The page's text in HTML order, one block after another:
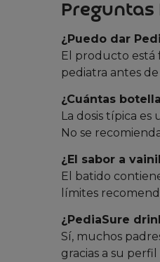
Preguntas
¿Puedo dar
El producto está
pediatra antes
¿Cuántas
La dosis típica
No se
¿El sabor a
El batido
límites
¿PediaSure
Sí, muchos
gracias a su